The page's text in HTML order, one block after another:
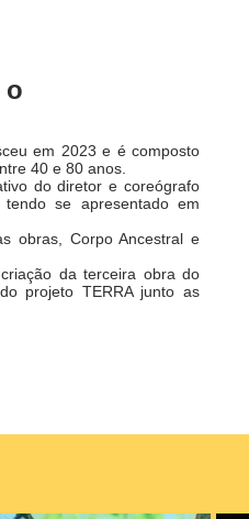
em 2023 e é composto
40 e 80 anos.
do diretor e coreógrafo
se apresentado em
obras, Corpo Ancestral e
da terceira obra do
projeto TERRA junto as